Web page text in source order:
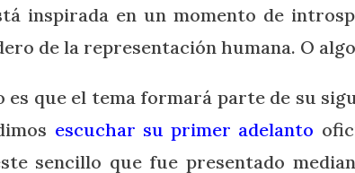
inspirada en un momento de
de la representación humana. O
es que el tema formará parte de su
escuchar su primer adelanto
sencillo que fue presentado